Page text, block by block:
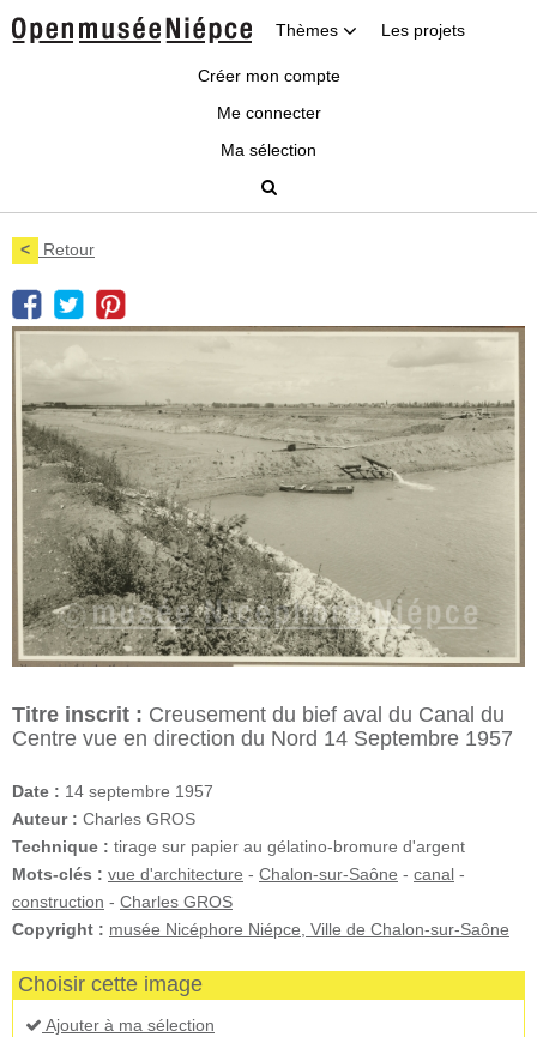
Thèmes Les projets
Créer mon compte
Me connecter
Ma sélection
< Retour
Titre inscrit : Creusement du bief aval du Canal du
Centre vue en direction du Nord 14 Septembre 1957
Date : 14 septembre 1957
Auteur : Charles GROS
Technique : tirage sur papier au gélatino-bromure d'argent
Mots-clés : vue d'architecture - Chalon-sur-Saône - canal -
construction - Charles GROS
Copyright : musée Nicéphore Niépce, Ville de Chalon-sur-Saône
Choisir cette image
Ajouter à ma sélection